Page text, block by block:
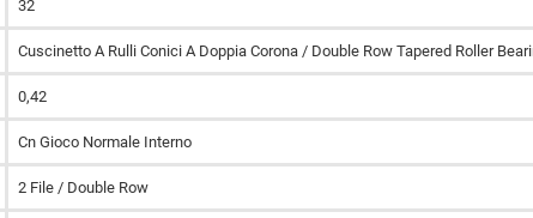
32
Cuscinetto A Rulli Conici A Doppia Corona / Double Row Tapered Roller
0,42
Cn Gioco Normale Interno
2 File / Double Row